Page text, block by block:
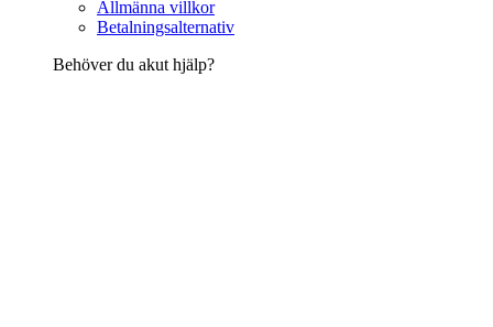
Allmänna villkor
Betalningsalternativ
Behöver du akut hjälp?